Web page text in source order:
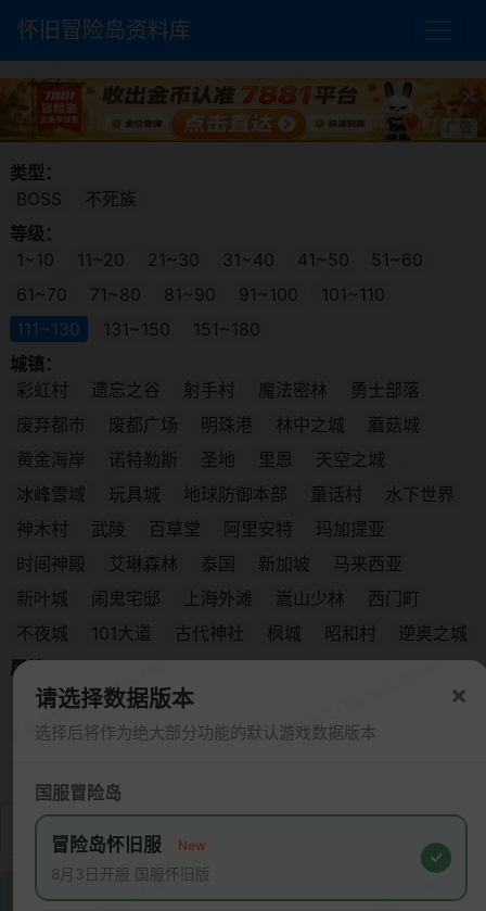
怀旧冒险岛资料库
请选择数据版本
选择后将作为绝大部分功能的默认游戏数据版本
×
国服冒险岛
冒险岛怀旧服 New
8月3日开服 国服怀旧版
类型：
BOSS
不死族
等级：
1~10
11~20 21~30 31~40 41~50
51~60
61~70
71~80 81~90 91~100
101~110
111~130
131~150
151~180
城镇：
彩虹村
遗忘之谷 射手村 魔法密林
勇士部落
废弃都市
废都广场 明珠港 林中之城
蘑菇城
黄金海岸
诺特勒斯 圣地 里恩
天空之城
冰峰雪域
玩具城 地球防御本部 童话村
水下世界
神木村
武陵 百草堂 阿里安特
玛加提亚
时间神殿
艾琳森林 泰国 新加坡
马来西亚
新叶城
闹鬼宅邸 上海外滩 嵩山少林
西门町
不夜城
101大道 古代神社 枫城 昭和村
逆奥之城
属性：
弱冰
弱雷 弱火 弱毒
弱治愈
抗冰
抗雷 抗火 抗毒 抗圣 抗物 抗暗
CMSC 版本中搜索无怪物数据。以下结果来自于